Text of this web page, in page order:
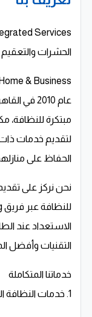
الحشرات والتعقيم
عام 2010
مبتكرة للنظافة،
لتقديم خدمات
الحفاظ على
نحن نركز على
التقنيات وأفضل
خدماتنا المتكاملة
1. خدمات النظافة المنزلية والتجارية